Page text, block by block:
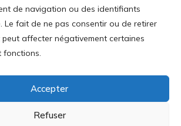
de navigation ou des identifiants
Le fait de ne pas consentir ou de retirer
peut affecter négativement certaines
fonctions.
Accepter
Refuser
Le kiosque pour vous abonner